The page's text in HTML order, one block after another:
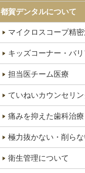
都賀デンタルについて
マイクロスコープ精
キッズコーナー・バ
担当医チーム医療
ていねいカウンセリ
痛みを抑えた歯科治療
極力抜かない・削らな
衛生管理について